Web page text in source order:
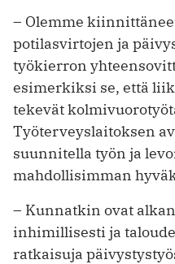
– Olemme
potilasvirtojen ja
työkierron
esimerkiksi se, että
tekevät
Työterveyslaitoksen
suunnitella työn ja
mahdollisimman
– Kunnatkin ovat
inhimillisesti ja
ratkaisuja